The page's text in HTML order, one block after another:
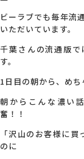
ビーラブでも毎年流
いただいています。
千葉さんの流通版
す。
1日目の朝から、めち
朝からこんな濃い
奮！！
「沢山のお客様に
のに